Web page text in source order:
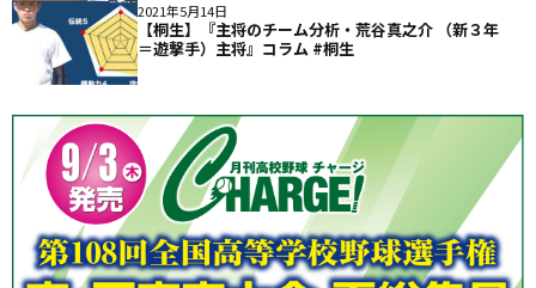
2021年5月14日
【桐生】『主将のチーム分析・荒谷真之介 （新３年
＝遊撃手）主将』コラム #桐生